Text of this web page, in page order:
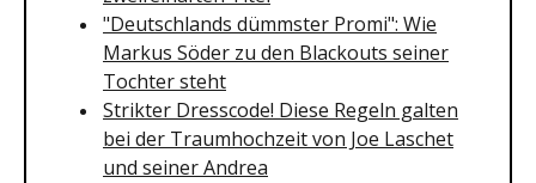
"Deutschlands dümmster Promi": Wie
Markus Söder zu den Blackouts seiner
Tochter steht
Strikter Dresscode! Diese Regeln galten
bei der Traumhochzeit von Joe Laschet
und seiner Andrea